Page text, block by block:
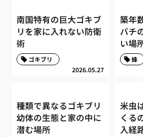
南国特有の巨大ゴキブ
リを家に入れない防衛
術
2026.05.27
ゴキブリ
築年
バチ
い場
蜂
種類で異なるゴキブリ
幼体の生態と家の中に
潜む場所
米虫
くる
入経